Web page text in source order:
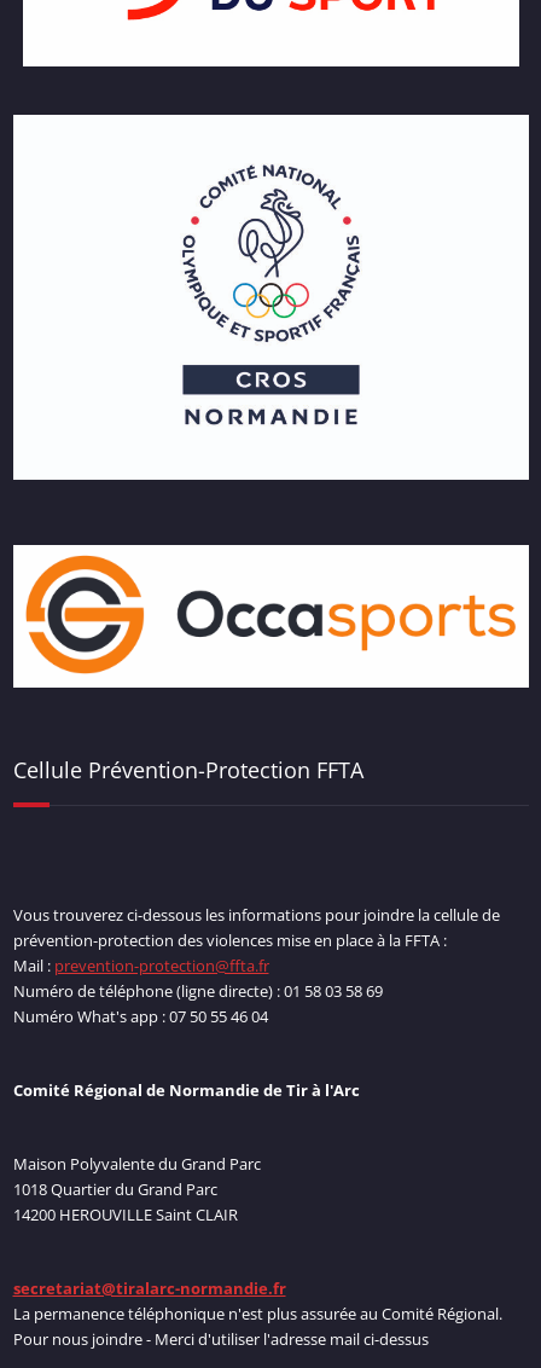
Cellule Prévention-Protection FFTA
Vous trouverez ci-dessous les informations pour joindre la cellule de
prévention-protection des violences mise en place à la FFTA :
Mail : prevention-protection@ffta.fr
Numéro de téléphone (ligne directe) : 01 58 03 58 69
Numéro What's app : 07 50 55 46 04
Comité Régional de Normandie de Tir à l'Arc
Maison Polyvalente du Grand Parc
1018 Quartier du Grand Parc
14200 HEROUVILLE Saint CLAIR
secretariat@tiralarc-normandie.fr
La permanence téléphonique n'est plus assurée au Comité Régional.
Pour nous joindre - Merci d'utiliser l'adresse mail ci-dessus